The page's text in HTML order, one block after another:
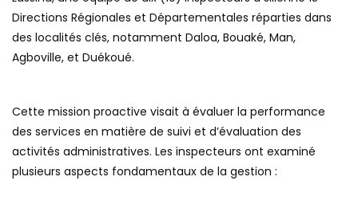
Directions Régionales et Départementales réparties dans
des localités clés, notamment Daloa, Bouaké, Man,
Agboville, et Duékoué.
Cette mission proactive visait à évaluer la performance
des services en matière de suivi et d’évaluation des
activités administratives. Les inspecteurs ont examiné
plusieurs aspects fondamentaux de la gestion :